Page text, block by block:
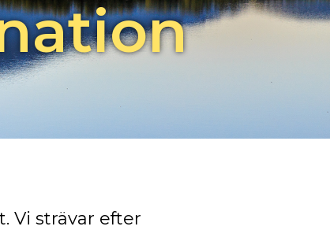
Vi strävar efter